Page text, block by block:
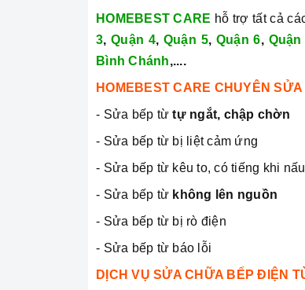
HOMEBEST CARE hỗ trợ tất cả
3,Quận 4, Quận 5, Quận 6, Quận
Bình Chánh,....
HOMEBEST CARE CHUYÊN SỬA
- Sửa bếp từtự ngắt, chập chờn
- Sửa bếp từ bị liệt cảm ứng
- Sửa bếp từ kêu to, có tiếng khi nấu
- Sửa bếp từ không lên nguồn
- Sửa bếp từ bị rò điện
- Sửa bếp từ báo lỗi
DỊCH VỤ SỬA CHỮA BẾP ĐIỆN